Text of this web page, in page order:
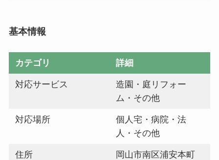
基本情報
カテゴリ 詳細
対応サービス
造園・庭リフォー
ム・その他
対応場所
個人宅・病院・法
人・その他
住所
岡山市南区浦安本町